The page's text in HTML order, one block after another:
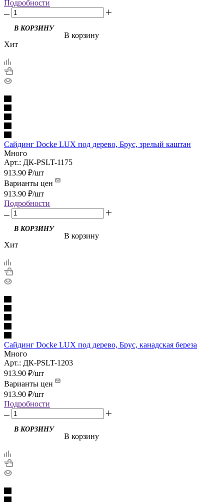
Подробности
В корзину
Хит
Сайдинг Docke LUX под дерево, Брус, зрелый каштан
Много
Арт.: ДК-PSLT-1175
913.90 ₽/шт
Варианты цен
913.90 ₽/шт
Подробности
В корзину
Хит
Сайдинг Docke LUX под дерево, Брус, канадская береза
Много
Арт.: ДК-PSLT-1203
913.90 ₽/шт
Варианты цен
913.90 ₽/шт
Подробности
В корзину